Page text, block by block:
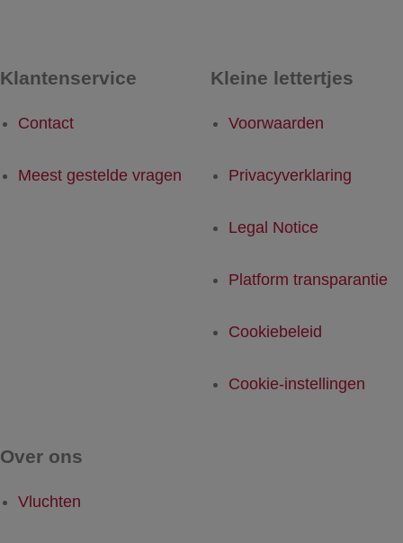
Klantenservice
Contact
Meest gestelde vragen
Kleine lettertjes
Voorwaarden
Privacyverklaring
Legal Notice
Platform transparantie
Cookiebeleid
Cookie-instellingen
Over ons
Vluchten